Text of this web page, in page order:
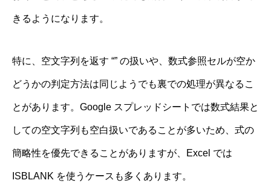
きるようになります。
特に、空文字列を返す “” の扱いや、数式参照セルが空か
どうかの判定方法は同じようでも裏での処理が異なるこ
とがあります。Google スプレッドシートでは数式結果と
しての空文字列も空白扱いであることが多いため、式の
簡略性を優先できることがありますが、Excel では
ISBLANK を使うケースも多くあります。